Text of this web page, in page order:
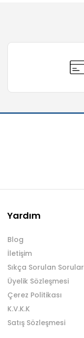
Yardım
Blog
İletişim
Sıkça Sorulan Sorular
Üyelik Sözleşmesi
Çerez Politikası
K.V.K.K
Satış Sözleşmesi